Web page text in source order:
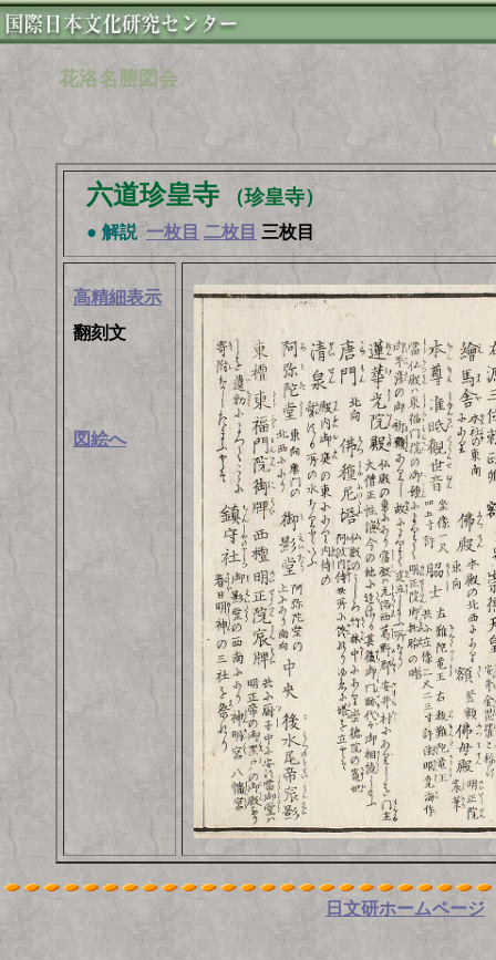
花洛名勝図会
六道珍皇寺 （珍皇寺）
● 解説 一枚目 二枚目 三枚目
高精細表示
翻刻文
図絵へ
日文研ホームページ